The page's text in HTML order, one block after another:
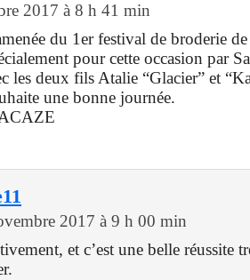
2017 à 8 h 41 min
du 1er festival de broderie
pour cette occasion par
les deux fils Atalie “Glacier” et
une bonne journée.
2017 à 9 h 00 min
et c’est une belle réussite